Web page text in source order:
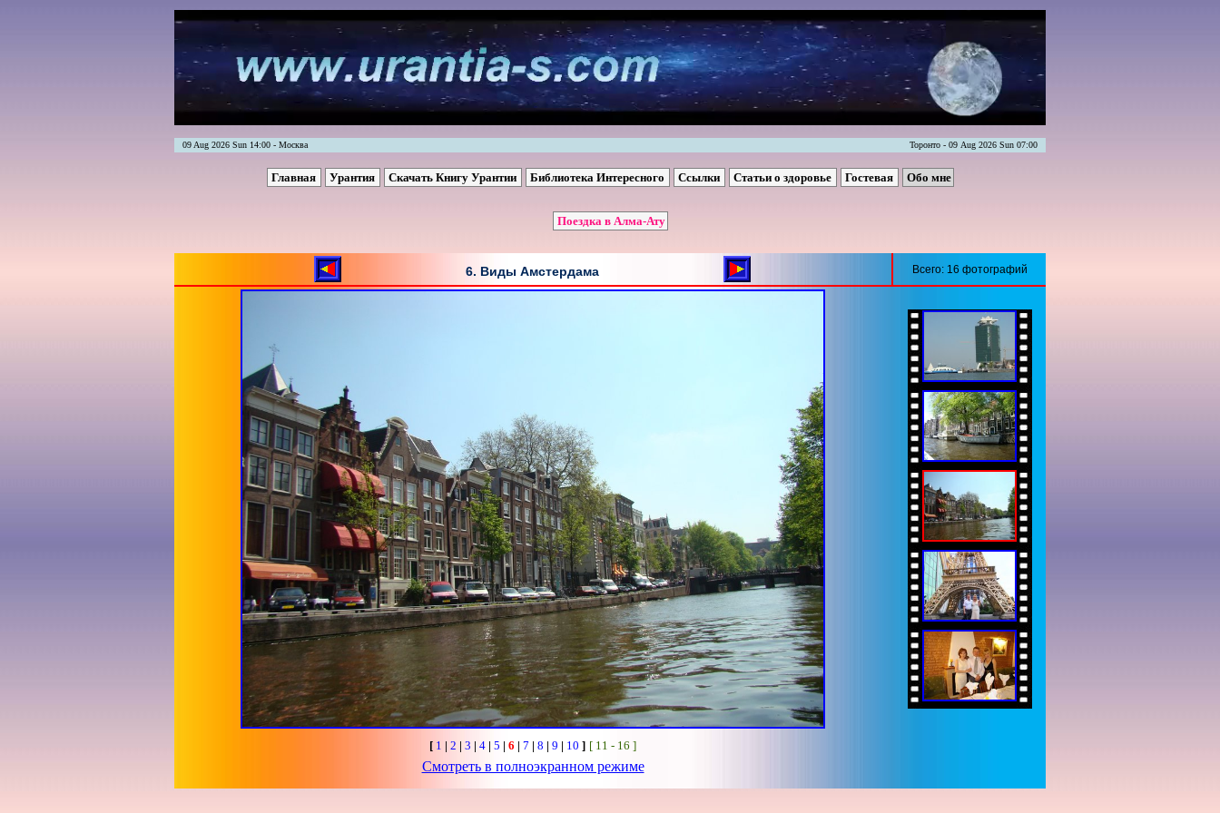
09 Aug 2026 Sun 14:00 - Москва Торонто - 09 Aug 2026 Sun 07:00
Главная Урантия Скачать Книгу Урантии Библиотека Интересного Ссылки Статьи о здоровье Гостевая Обо мне
Поездка в Алма-Ату
6. Виды Амстердама
[ 1 | 2 | 3 | 4 | 5 | 6 | 7 | 8 | 9 | 10 ] [ 11 - 16 ]
Смотреть в полноэкранном режиме
Всего: 16 фотографий